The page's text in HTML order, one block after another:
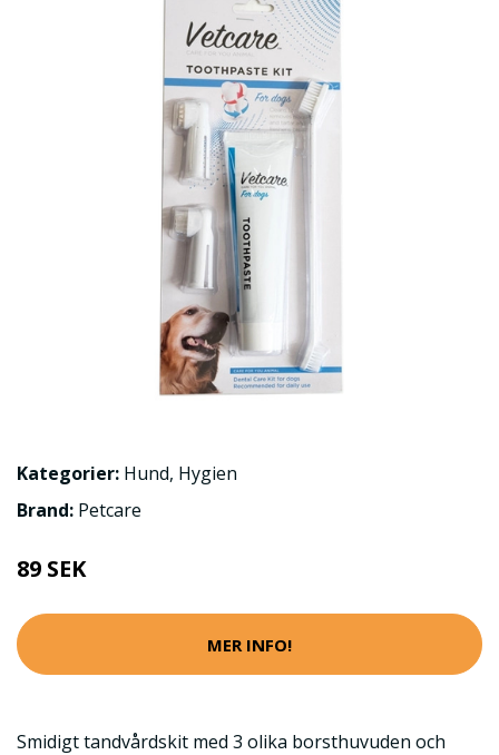
Kategorier: Hund, Hygien
Brand: Petcare
89 SEK
MER INFO!
Smidigt tandvårdskit med 3 olika borsthuvuden och